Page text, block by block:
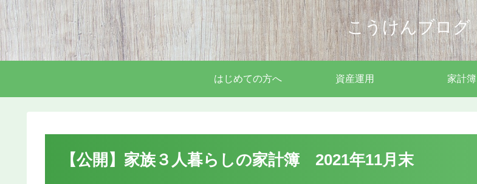
こうけんブログ
はじめての方へ 資産運用 家計簿
【公開】家族３人暮らしの家計簿 2021年11月末